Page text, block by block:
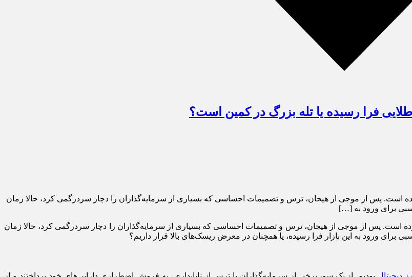
طلایی فرا رسیده یا تله بزرگ در کمین است؟
بوده است. پس از موجی از هیجان، ترس و تصمیمات احساسی که بسیاری از سرمایه‌گذاران را دچار سردرگمی کرد، حالا زمان
برای ورود به […]
بوده است. پس از موجی از هیجان، ترس و تصمیمات احساسی که بسیاری از سرمایه‌گذاران را دچار سردرگمی کرد، حالا زمان
برای ورود به این بازار فرا رسیده، یا همچنان در معرض ریسک‌های بالا قرار داریم؟